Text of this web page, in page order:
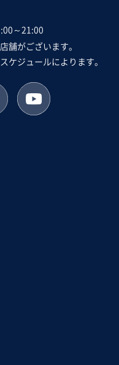
～21:00
舗がございます。
ケジュールによります。